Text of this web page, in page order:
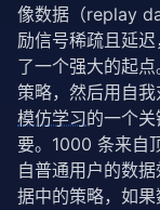
像数据（replay
励信号稀疏且延
了一个强大的起
策略，然后用自我
模仿学习的一个
要。1000 条来自
自普通用户的数
据中的策略，如